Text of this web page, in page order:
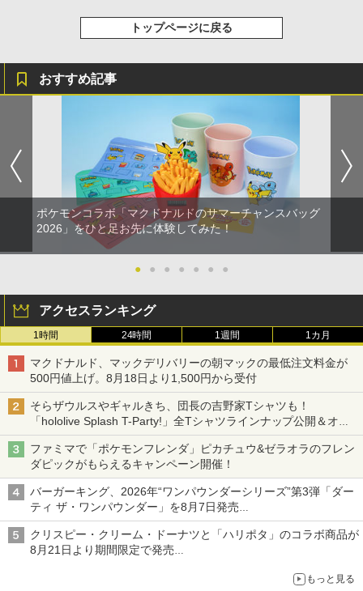
トップページに戻る
おすすめ記事
ポケモンコラボ「マクドナルドのサマーチャンスバッグ
2026」をひと足お先に体験してみた！
● ● ● ● ● ● ●
アクセスランキング
1時間 24時間 1週間 1カ月
マクドナルド、マックデリバリーの朝マックの最低注文料金が
500円値上げ。8月18日より1,500円から受付
そらザウルスやギャルきち、団長の吉野家Tシャツも！
「hololive Splash T-Party!」全Tシャツラインナップ公開＆オン
ライン販売開始
ファミマで「ポケモンフレンダ」ピカチュウ&ゼラオラのフレン
ダピックがもらえるキャンペーン開催！
バーガーキング、2026年“ワンパウンダーシリーズ”第3弾「ダー
ティ ザ・ワンパウンダー」を8月7日発売
「特製ガーリックマヨソース」を使用した超大型チーズバーガー
クリスピー・クリーム・ドーナツと「ハリポタ」のコラボ商品が
8月21日より期間限定で発売
もっと見る